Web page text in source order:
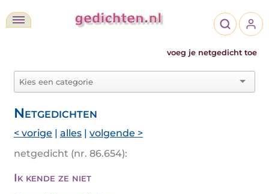
voeg je netgedicht toe
Netgedichten
< vorige | alles | volgende >
netgedicht (nr. 86.654):
Ik kende ze niet